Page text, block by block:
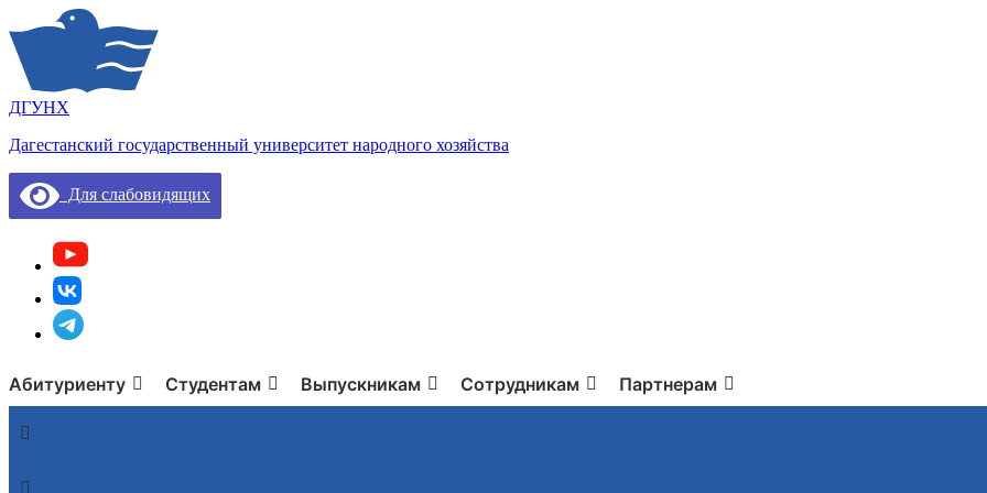
ДГУНХ
Дагестанский государственный университет народного хозяйства
Для слабовидящих
Абитуриенту Студентам Выпускникам Сотрудникам Партнерам